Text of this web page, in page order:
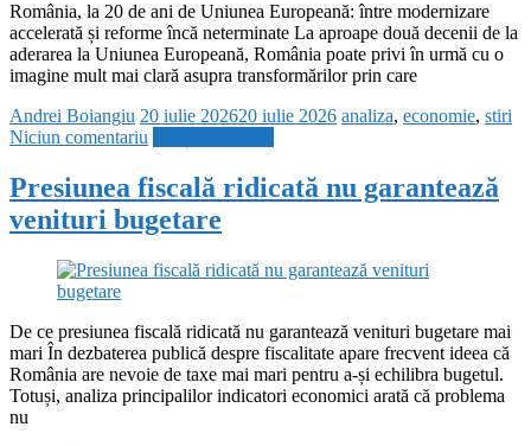
România, la 20 de ani de Uniunea Europeană: între modernizare
accelerată și reforme încă neterminate La aproape două decenii de la
aderarea la Uniunea Europeană, România poate privi în urmă cu o
imagine mult mai clară asupra transformărilor prin care
Andrei Boiangiu 20 iulie 202620 iulie 2026 analiza, economie, stiri
Niciun comentariu
Presiunea fiscală ridicată nu garantează
venituri bugetare
De ce presiunea fiscală ridicată nu garantează venituri bugetare mai
mari În dezbaterea publică despre fiscalitate apare frecvent ideea că
România are nevoie de taxe mai mari pentru a-și echilibra bugetul.
Totuși, analiza principalilor indicatori economici arată că problema
nu